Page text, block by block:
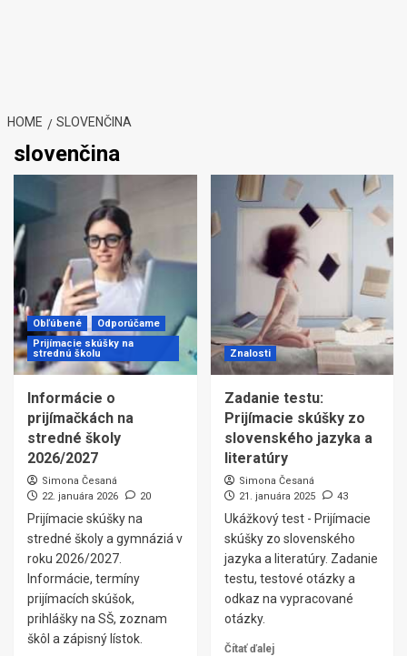
HOME SLOVENČINA
slovenčina
Obľúbené
Odporúčame
Prijímacie skúšky na
strednú školu
Informácie o
prijímačkách na
stredné školy
2026/2027
Simona Česaná
22. januára 2026
20
Prijímacie skúšky na
stredné školy a gymnáziá v
roku 2026/2027.
Informácie, termíny
prijímacích skúšok,
prihlášky na SŠ, zoznam
škôl a zápisný lístok.
Znalosti
Zadanie testu:
Prijímacie skúšky zo
slovenského jazyka a
literatúry
Simona Česaná
21. januára 2025
43
Ukážkový test - Prijímacie
skúšky zo slovenského
jazyka a literatúry. Zadanie
testu, testové otázky a
odkaz na vypracované
otázky.
Čítať ďalej